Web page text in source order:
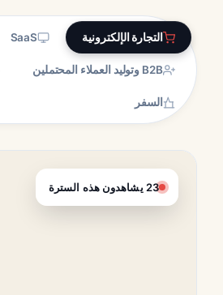
التجارة الإلكترونية SaaS
B2B وتوليد العملاء المحتملين
السفر
23 يشاهدون هذه السترة